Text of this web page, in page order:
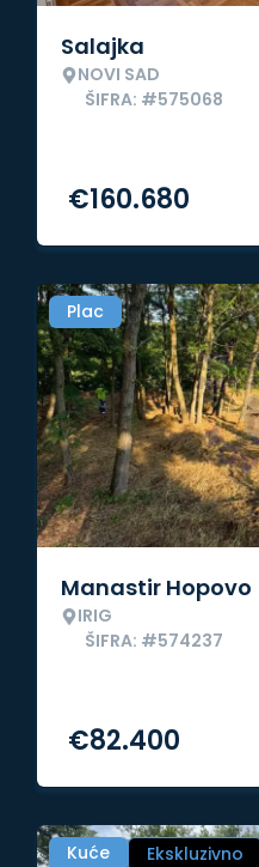
Salajka
NOVI SAD
ŠIFRA: #575068
€160.680
Plac
Manastir Hopovo
IRIG
ŠIFRA: #574237
€82.400
Kuće Ekskluzivno